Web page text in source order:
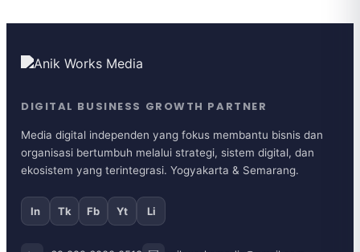
DIGITAL BUSINESS GROWTH PARTNER
Media digital independen yang fokus membantu bisnis dan
organisasi bertumbuh melalui strategi, sistem digital, dan
ekosistem yang terintegrasi. Yogyakarta & Semarang.
In Tk Fb Yt Li